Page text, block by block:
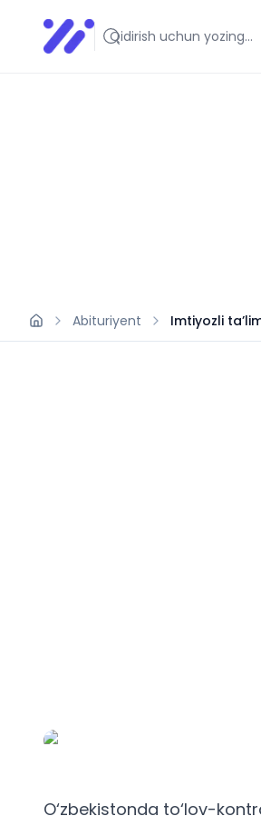
Infoedu
Ta&#039;lim xabarlari va
Abituriyent Imtiyozli
O‘zbekistonda to‘lov-